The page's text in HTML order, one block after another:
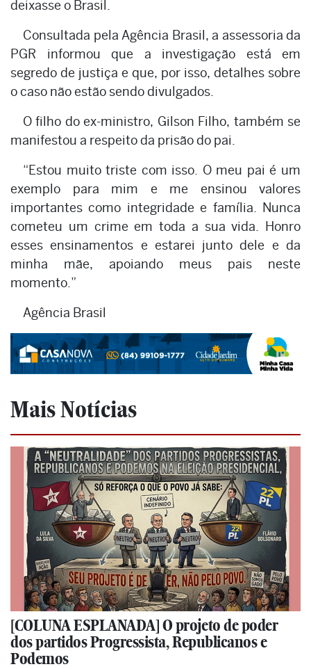
deixasse o Brasil.
Consultada pela Agência Brasil, a assessoria da
PGR informou que a investigação está em
segredo de justiça e que, por isso, detalhes sobre
o caso não estão sendo divulgados.
O filho do ex-ministro, Gilson Filho, também se
manifestou a respeito da prisão do pai.
“Estou muito triste com isso. O meu pai é um
exemplo para mim e me ensinou valores
importantes como integridade e família. Nunca
cometeu um crime em toda a sua vida. Honro
esses ensinamentos e estarei junto dele e da
minha mãe, apoiando meus pais neste
momento.”
Agência Brasil
Mais Notícias
[COLUNA ESPLANADA] O projeto de poder
dos partidos Progressista, Republicanos e
Podemos